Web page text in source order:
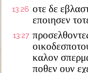
13:26 οτε δε
εποιησεν
13:27
καλον
ποθεν ουν